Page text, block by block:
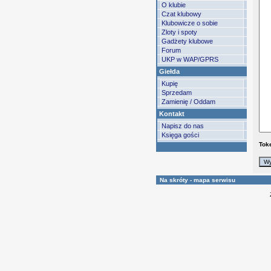
O klubie
Czat klubowy
Klubowicze o sobie
Zloty i spoty
Gadżety klubowe
Forum
UKP w WAP/GPRS
Giełda
Kupię
Sprzedam
Zamienię / Oddam
Kontakt
Napisz do nas
Księga gości
Na skróty - mapa serwisu